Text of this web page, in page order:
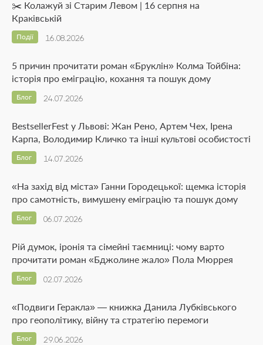
✂️ Колажуй зі Старим Левом | 16 серпня на
Краківській
16.08.2026
Події
5 причин прочитати роман «Бруклін» Колма Тойбіна:
історія про еміграцію, кохання та пошук дому
24.07.2026
Блог
BestsellerFest у Львові: Жан Рено, Артем Чех, Ірена
Карпа, Володимир Кличко та інші культові особистості
14.07.2026
Блог
«На захід від міста» Ганни Городецької: щемка історія
про самотність, вимушену еміграцію та пошук дому
06.07.2026
Блог
Рій думок, іронія та сімейні таємниці: чому варто
прочитати роман «Бджолине жало» Пола Мюррея
02.07.2026
Блог
«Подвиги Геракла» — книжка Данила Лубківського
про геополітику, війну та стратегію перемоги
29.06.2026
Блог